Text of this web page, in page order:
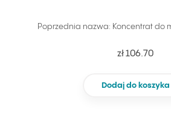
Poprzednia nazwa: Koncentrat do
zł 106.70
Dodaj do koszyka